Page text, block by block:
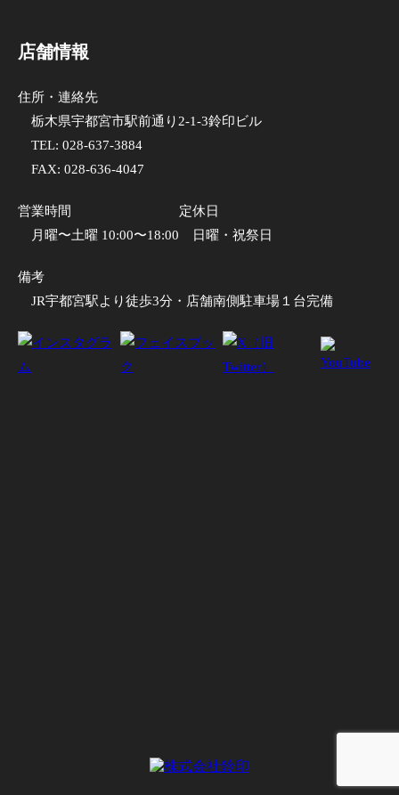
店舗情報
住所・連絡先
栃木県宇都宮市駅前通り2-1-3鈴印ビル
TEL: 028-637-3884
FAX: 028-636-4047
営業時間
月曜〜土曜 10:00〜18:00
定休日
日曜・祝祭日
備考
JR宇都宮駅より徒歩3分・店舗南側駐車場１台完備